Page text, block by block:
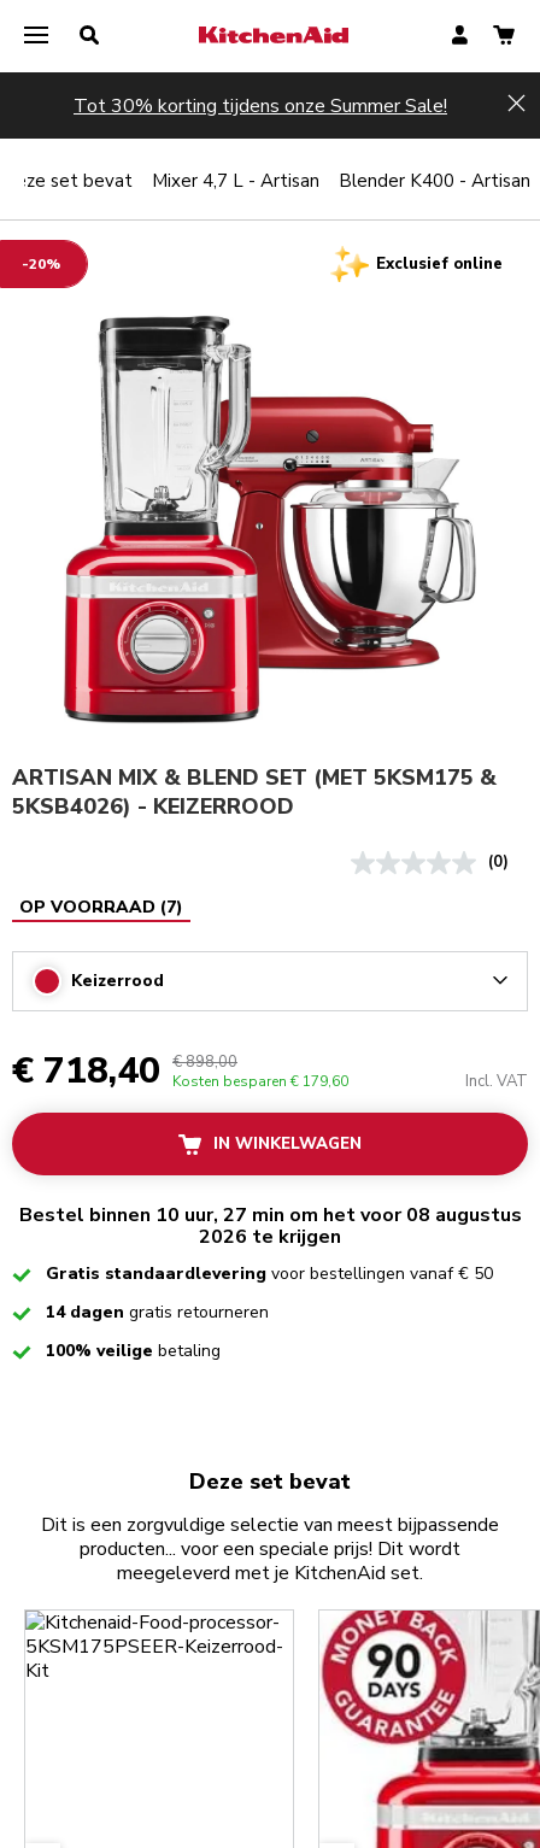
Tot 30% korting tijdens onze Summer Sale!
-20% Exclusief online
ARTISAN MIX & BLEND SET (MET 5KSM175 &
5KSB4026) - KEIZERROOD
(0)
OP VOORRAAD (7)
Keizerrood
€ 718,40 € 898,00
Kosten besparen € 179,60 Incl. VAT
IN WINKELWAGEN
Bestel binnen 10 uur, 27 min om het voor 08 augustus
2026 te krijgen
CheckedGratis standaardlevering voor bestellingen vanaf € 50
Checked14 dagen gratis retourneren
Checked100% veilige betaling
Deze set bevat Mixer 4,7 L - Artisan Blender K400 - Artisan
Deze set bevat
Dit is een zorgvuldige selectie van meest bijpassende
producten... voor een speciale prijs! Dit wordt
meegeleverd met je KitchenAid set.